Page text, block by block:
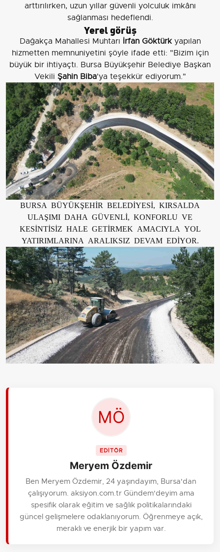
arttırılırken, uzun yıllar güvenli yolculuk imkânı
sağlanması hedeflendi.
Yerel görüş
Dağakça Mahallesi Muhtarı İrfan Göktürkyapılan
hizmetten memnuniyetini şöyle ifade etti: "Bizim için
büyük bir ihtiyaçtı. Bursa Büyükşehir Belediye Başkan
Vekili Şahin Biba'ya teşekkür ediyorum."
BURSA BÜYÜKŞEHİR BELEDİYESİ, KIRSALDA
ULAŞIMI DAHA GÜVENLİ, KONFORLU VE
KESİNTİSİZ HALE GETİRMEK AMACIYLA YOL
YATIRIMLARINA ARALIKSIZ DEVAM EDİYOR.
EDİTÖR
Meryem Özdemir
Ben Meryem Özdemir, 24 yaşındayım, Bursa'dan
çalışıyorum. aksiyon.com.tr Gündem'deyim ama
spesifik olarak eğitim ve sağlık politikalarındaki
güncel gelişmelere odaklanıyorum. Öğrenmeye açık,
meraklı ve enerjik bir yapım var.